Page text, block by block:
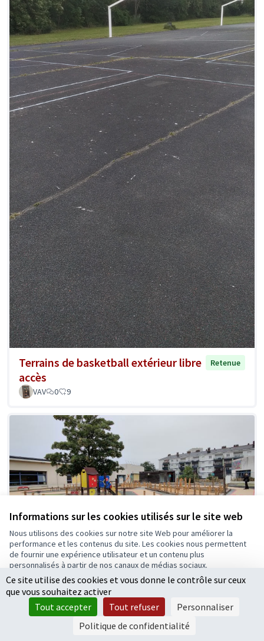
Informations sur les cookies utilisés sur le site web
Nous utilisons des cookies sur notre site Web pour améliorer la
performance et les contenus du site. Les cookies nous permettent
de fournir une expérience utilisateur et un contenu plus
personnalisés à partir de nos canaux de médias sociaux.
Tout accepter
Accepter seulement les cookies essentiels
Paramètres
Terrains de basketball extérieur libre
accès
Retenue
VAV 0 9
Un espace récréatif et pédagogique
protégé dans l’école Fratellini
Ecole Annie Fratellini 2 2
Ce site utilise des cookies et vous donne le contrôle sur ceux
que vous souhaitez activer
Tout accepter
Tout refuser
Personnaliser
Politique de confidentialité